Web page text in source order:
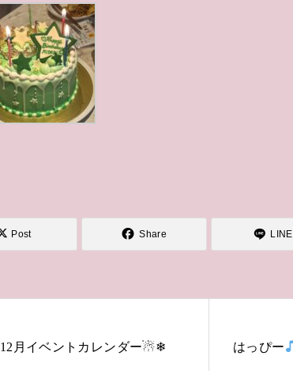
Post Share LINE
12月イベントカレンダー☃❄ はっぴー